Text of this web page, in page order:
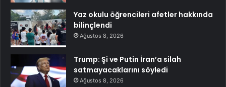
Yaz okulu öğrencileri afetler hakkında
bilinçlendi
Ağustos 8, 2026
Trump: Şi ve Putin İran’a silah
satmayacaklarını söyledi
Ağustos 8, 2026